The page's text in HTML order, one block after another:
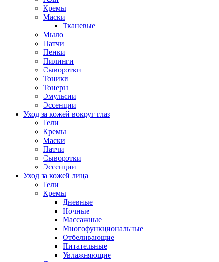
Кремы
Маски
Тканевые
Мыло
Патчи
Пенки
Пилинги
Сыворотки
Тоники
Тонеры
Эмульсии
Эссенции
Уход за кожей вокруг глаз
Гели
Кремы
Маски
Патчи
Сыворотки
Эссенции
Уход за кожей лица
Гели
Кремы
Дневные
Ночные
Массажные
Многофункциональные
Отбеливающие
Питательные
Увлажняющие